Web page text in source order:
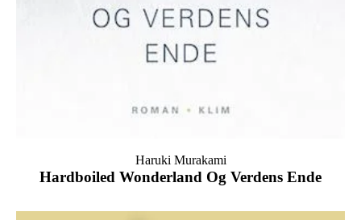
Hardboiled Wonderland Og Verdens Ende
Haruki Murakami